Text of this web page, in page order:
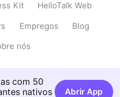
Kit HelloTalk Web
Empregos Blog
nós
com 50
nativos
Abrir App